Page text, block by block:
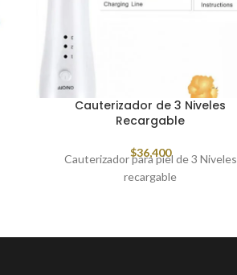
Cauterizador de 3 Niveles
Recargable
$36,400
Cauterizador para piel de 3 Niveles
recargable